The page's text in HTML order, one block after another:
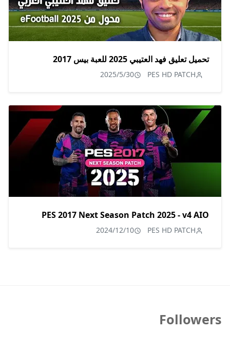
تحميل تعليق فهد العتيبي 2025 للعبة بيس 2017
PES HD PATCH
2025/5/30
PES 2017 Next Season Patch 2025 - v4 AIO
PES HD PATCH
2024/12/10
Followers